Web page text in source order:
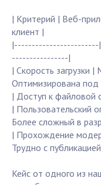
| Критерий | Веб-
клиент |
----------------|
| Скорость загрузки
Оптимизирована под
| Доступ к файловой
| Пользовательский
Более сложный в
| Прохождение
Трудно с
Кейс от одного из